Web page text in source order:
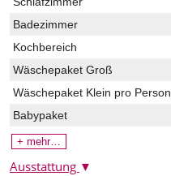
Badezimmer
Kochbereich
Wäschepaket Groß
Wäschepaket Klein pro Person
Babypaket
+ mehr…
Ausstattung ▼